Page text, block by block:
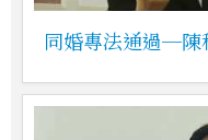
同婚專法通過─陳